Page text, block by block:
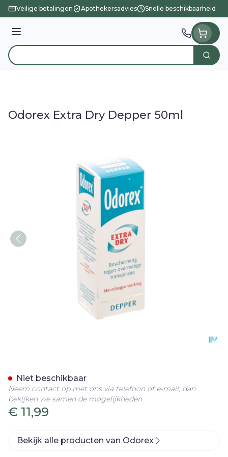
Ga naar de inhoud
Veilige betalingen Apothekersadvies Snelle beschikbaarheid
Menu
Product, merk, categorie... Zoek
Odorex Extra Dry Depper 50ml
€ 11,99
Niet beschikbaar
Neem contact op met ons via telefoon of e-mail, dan
bekijken we samen de mogelijkheden.
Bekijk alle producten van Odorex